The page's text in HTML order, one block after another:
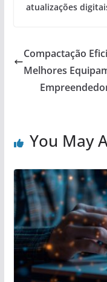
atualizações
Compactação
Melhores
You May